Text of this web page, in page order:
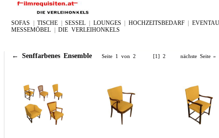
SOFAS |TISCHE |SESSEL LOUNGES HOCHZEITSBEDARF|
MESSEMÖBEL |DIE VERLEIHONKELS
← Senffarbenes EnsembleSeite 1 von 2 [1]2 nächste Seite »